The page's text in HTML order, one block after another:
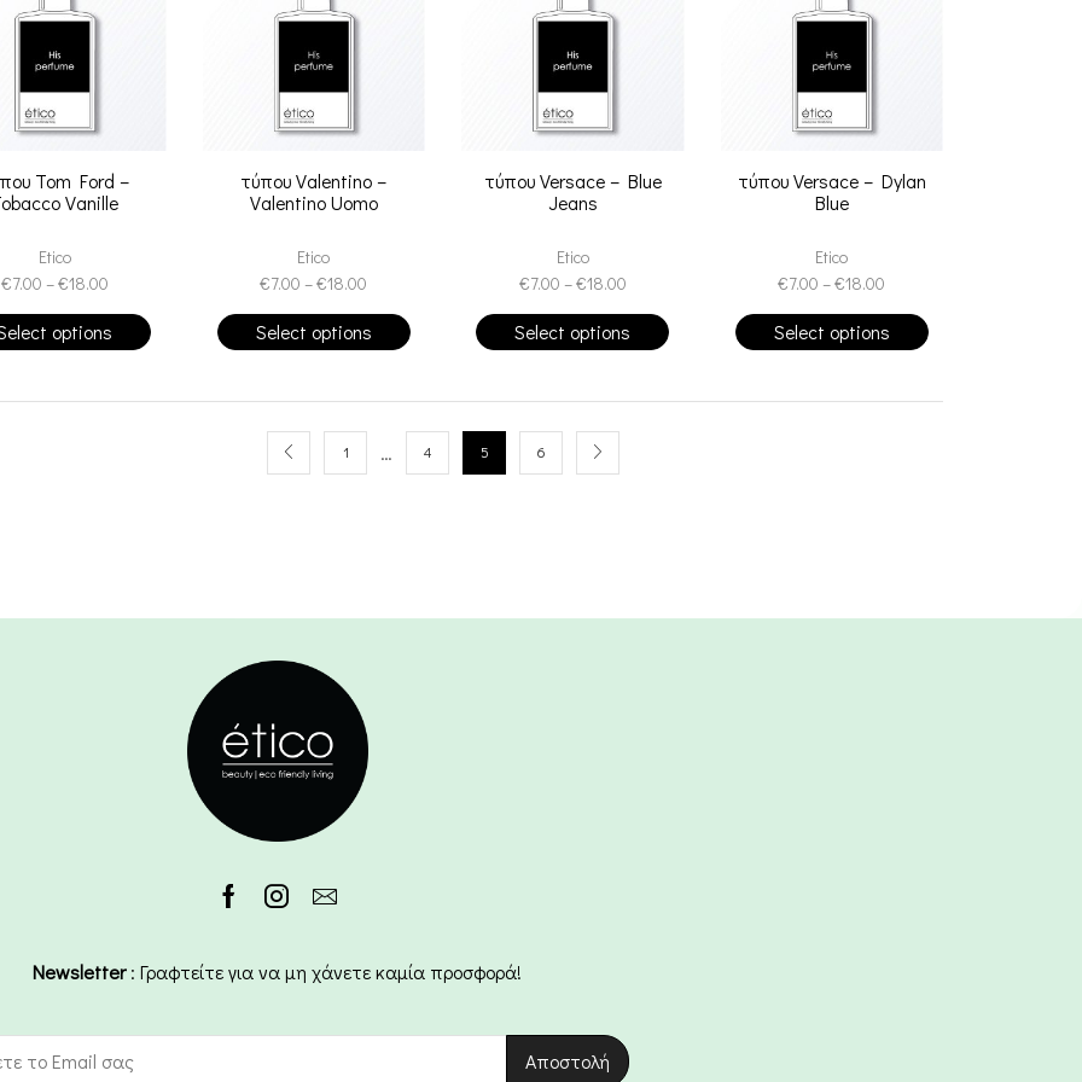
Tom Ford –
Vanille
Etico
€7.00 –€18.00
options
τύπου Valentino –
Valentino Uomo
Etico
€7.00 –€18.00
Select options
τύπου Versace – Blue
Jeans
Etico
€7.00 –€18.00
Select options
τύπου Versace – Dylan
Blue
Etico
€7.00 –€18.00
Select options
1 … 4 5 6
Newsletter: Γραφτείτε για να μη χάνετε καμία προσφορά!